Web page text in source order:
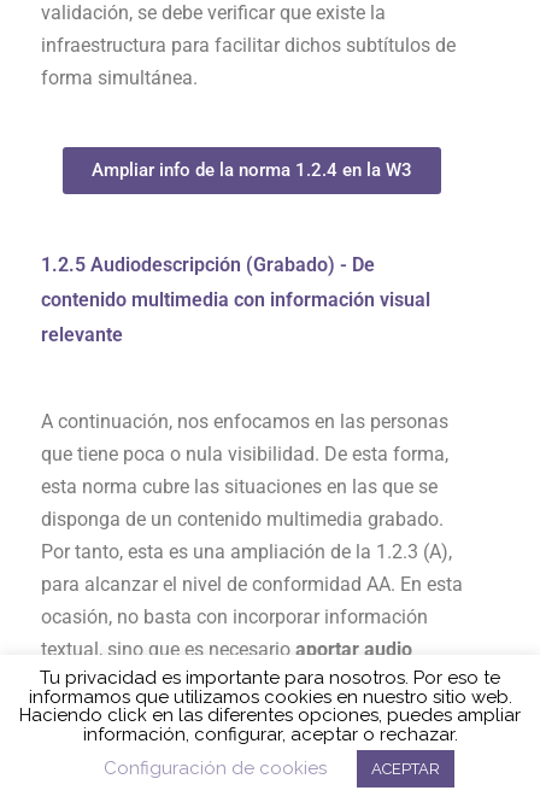
validación, se debe verificar que existe la
infraestructura para facilitar dichos subtítulos de
forma simultánea.
Ampliar info de la norma 1.2.4 en la W3
1.2.5 Audiodescripción (Grabado) - De
contenido multimedia con información visual
relevante
A continuación, nos enfocamos en las personas
que tiene poca o nula visibilidad. De esta forma,
esta norma cubre las situaciones en las que se
disponga de un contenido multimedia grabado.
Por tanto, esta es una ampliación de la 1.2.3 (A),
para alcanzar el nivel de conformidad AA. En esta
ocasión, no basta con incorporar información
textual, sino que es necesario aportar audio
donde se incluya información que solo se aporta
visualmente sobre acciones, personajes, cambios
de escena y texto en pantalla. Siempre, cuando
esta información sea relevante y no se describen
Política de cookies